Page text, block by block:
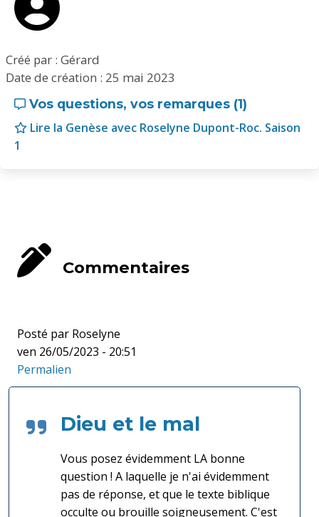
Créé par : Gérard
Date de création : 25 mai 2023
Vos questions, vos remarques (1)
Lire la Genèse avec Roselyne Dupont-Roc. Saison
1
Commentaires
Posté par Roselyne
ven 26/05/2023 - 20:51
Permalien
Dieu et le mal
Vous posez évidemment LA bonne
question ! A laquelle je n'ai évidemment
pas de réponse, et que le texte biblique
occulte ou brouille soigneusement. C'est